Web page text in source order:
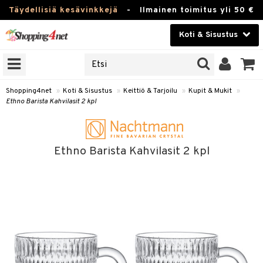
Täydellisiä kesävinkkejä - Ilmainen toimitus yli 50 €
Koti & Sisustus
Kauneudenhoito
Piilolinssit
Tuotemerkkejä
Kampanjat
Shopping4net » Koti & Sisustus » Keittiö & Tarjoilu » Kupit & Mukit »
Ethno Barista Kahvilasit 2 kpl
Ethno Barista Kahvilasit 2 kpl
Tee & Espresso
Mukit